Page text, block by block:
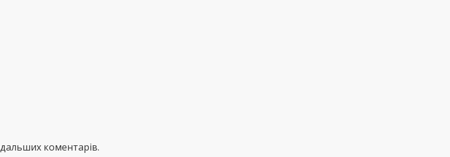
коментарів.